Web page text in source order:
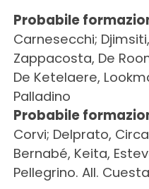
Probabile
Carnesecchi;
Zappacosta, De
De Ketelaere,
Palladino
Probabile
Corvi; Delprato,
Bernabé, Keita,
Pellegrino. All. Cuesta